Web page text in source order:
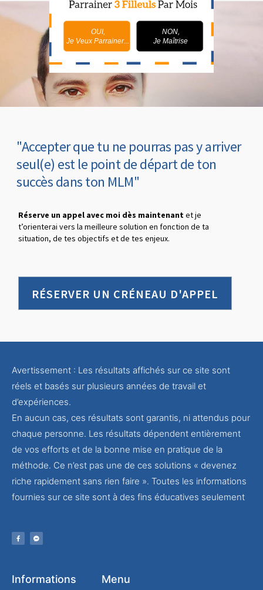
"Accepter que tu ne pourras pas y arriver
seul(e) est le point de départ de ton
succès dans ton MLM"
Réserve un appel avec moi dès maintenantet je
t’orienterai vers la meilleure solution en fonction de ta
situation, de tes objectifs et de tes enjeux.
RÉSERVER UN CRÉNEAU D'APPEL
Avertissement : Les résultats affichés sur ce site sont
réels et basés sur plusieurs années de travail et
d’expériences.
En aucun cas, ces résultats sont garantis, ni attendus pour
chaque personne. Les résultats dépendent entièrement
de vos efforts et de la bonne mise en pratique de la
méthode. Ce n’est pas une de ces solutions « devenez
riche rapidement sans rien faire ». Toutes les informations
fournies sur ce site sont à des fins éducatives seulement
Informations Menu
OUI,
Je Veux Parrainer...
NON,
Je Maîtrise